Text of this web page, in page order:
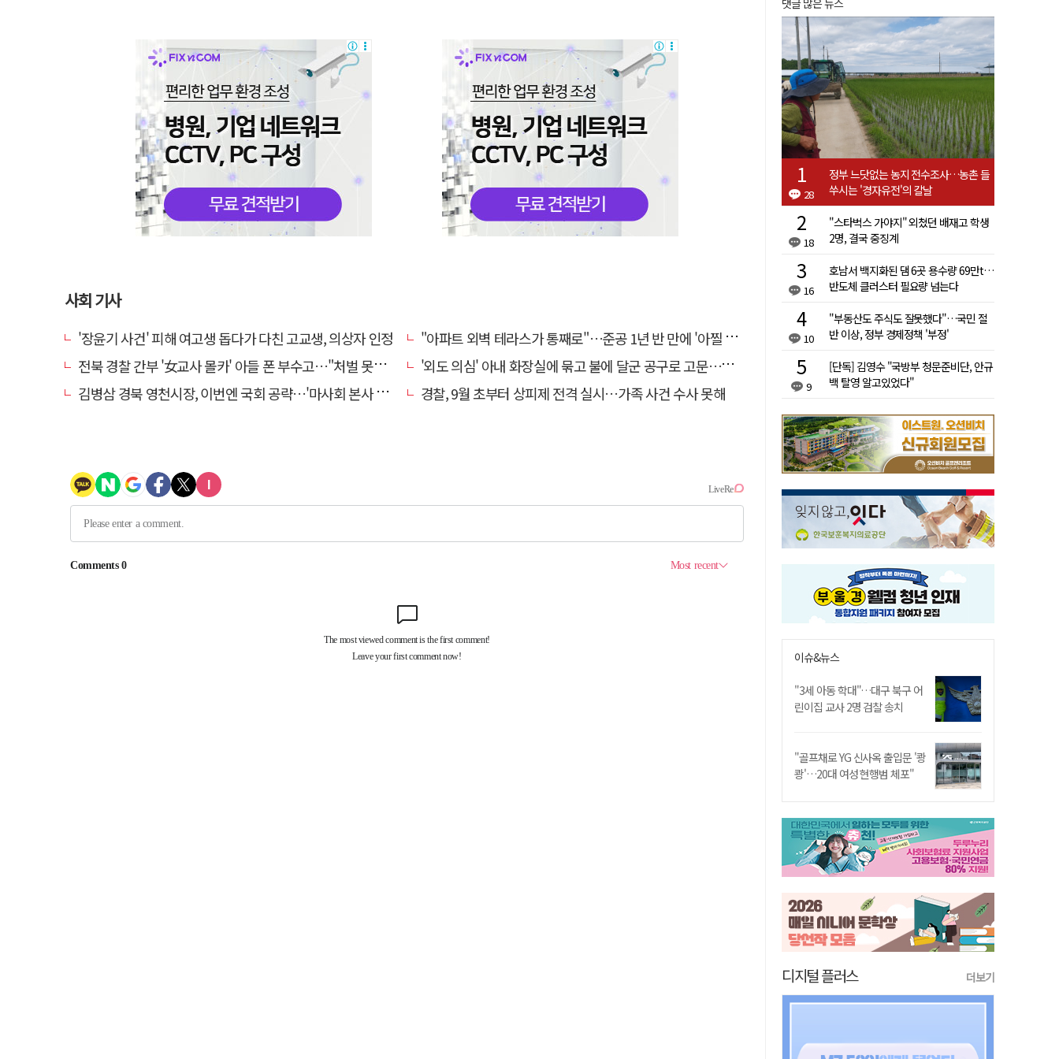
사회 기사
'장윤기 사건' 피해 여고생 돕다가 다친 고교생, 의상자 인정
"아파트 외벽 테라스가 통째로"…준공 1년 반 만에 '아찔 사고'
전북 경찰 간부 '女교사 몰카' 아들 폰 부수고…"처벌 못하는 사안" 내부망에 글
'외도 의심' 아내 화장실에 묶고 불에 달군 공구로 고문…남편 검거
김병삼 경북 영천시장, 이번엔 국회 공략…'마사회 본사 이전·광역교통망 확충' 요청
경찰, 9월 초부터 상피제 전격 실시…가족 사건 수사 못해
댓글 많은 뉴스
28
정부 느닷없는 농지 전수조사…농촌 들
쑤시는 '경자유전'의 칼날
18
"스타벅스 가야지" 외쳤던 배재고 학생
2명, 결국 중징계
16
호남서 백지화된 댐 6곳 용수량 69만t…
반도체 클러스터 필요량 넘는다
10
"부동산도 주식도 잘못했다"…국민 절
반 이상, 정부 경제정책 '부정'
9
[단독] 김영수 "국방부 청문준비단, 안규
백 탈영 알고있었다"
이슈&뉴스
"3세 아동 학대"…대구 북구 어
린이집 교사 2명 검찰 송치
"골프채로 YG 신사옥 출입문 '쾅
쾅'…20대 여성 현행범 체포"
디지털 플러스 더보기